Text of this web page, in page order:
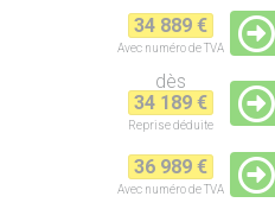
34 889 €
Avec numéro de TVA
dès
34 189 €
Reprisedéduite
36 989 €
Avec numéro de TVA